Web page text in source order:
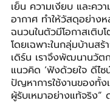
เย็น ความเงียบ และค
อากาศ ทำให้วัสดุอย่าง
ฉนวนในตัวมีโอกาสเติบ
โดยเฉพาะในกลุ่มบ้านสร้
เดิร์น เราจึงพัฒนานวัต
แนวคิด ‘ฟังด้วยใจ ดีไ
ปัญหาการใช้งานของทั้ง
ผู้รับเหมาอย่างแท้จริง”